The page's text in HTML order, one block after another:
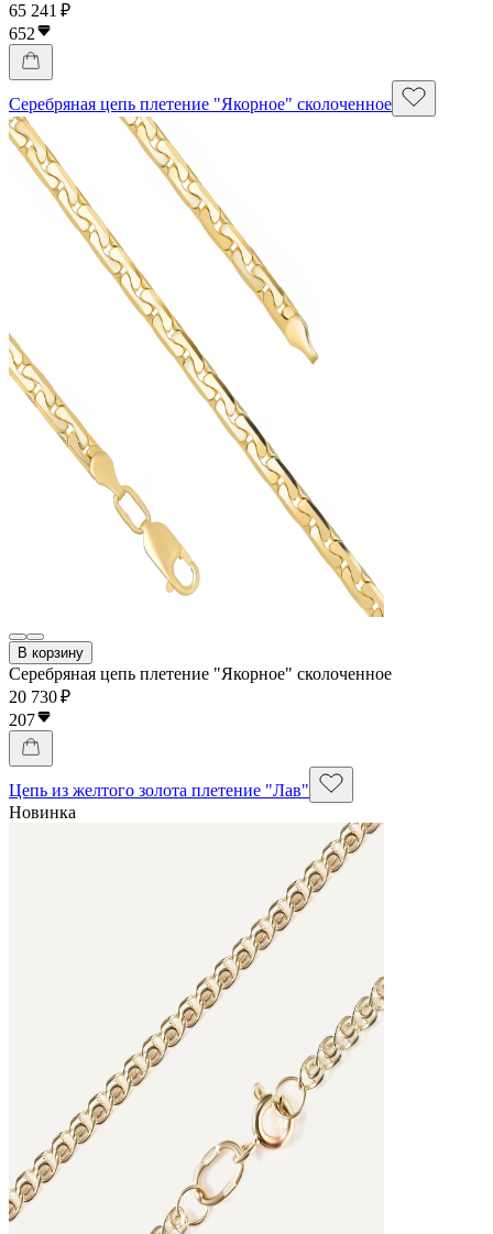
65 241 ₽
652
Серебряная цепь плетение "Якорное" сколоченное
В корзину
Серебряная цепь плетение "Якорное" сколоченное
20 730 ₽
207
Цепь из желтого золота плетение "Лав"
Новинка